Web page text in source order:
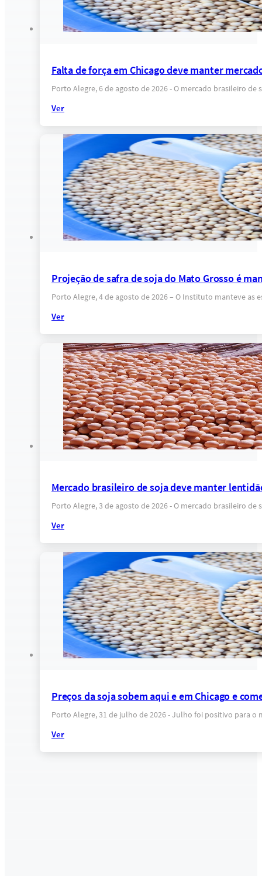
Falta de força em Chicago deve manter
Porto Alegre, 6 de agosto de 2026 - O mercado brasileiro
Ver
Projeção de safra de soja do Mato Grosso é
Porto Alegre, 4 de agosto de 2026 – O Instituto manteve as
Ver
Mercado brasileiro de soja deve manter
Porto Alegre, 3 de agosto de 2026 - O mercado brasileiro
Ver
Preços da soja sobem aqui e em Chicago e
Porto Alegre, 31 de julho de 2026 - Julho foi positivo para
Ver